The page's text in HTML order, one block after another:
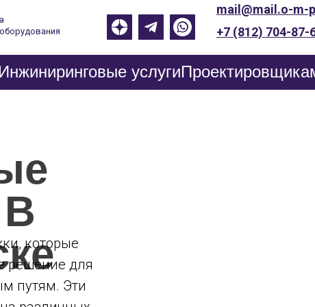
+7 (812) 704-87-
mail@mail.o-m-
Инжиниринговые услуги
которые
решение для
путям. Эти